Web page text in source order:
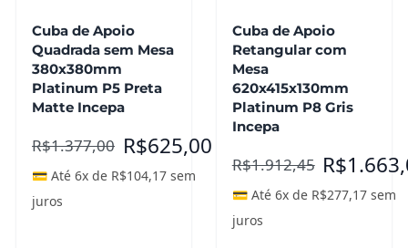
Cuba de Apoio
Quadrada sem Mesa
380x380mm
Platinum P5 Preta
Matte Incepa
R$1.377,00 R$625,00
💳 Até 6x de R$104,17 sem
juros
Cuba de Apoio
Retangular com
Mesa
620x415x130mm
Platinum P8 Gris
Incepa
R$1.912,45 R$
💳 Até 6x de R$277,17sem
juros